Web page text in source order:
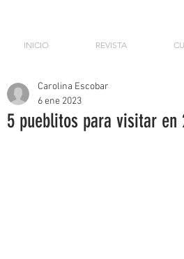
INICIO REVISTA
5 pueblitos para visitar en
Carolina Escobar
6 ene 2023